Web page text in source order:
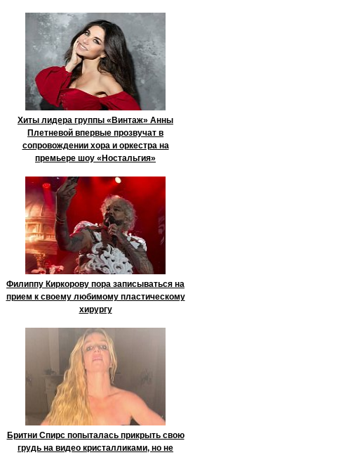
Хиты лидера группы «Винтаж» Анны
Плетневой впервые прозвучат в
сопровождении хора и оркестра на
премьере шоу «Ностальгия»
Филиппу Киркорову пора записываться на
прием к своему любимому пластическому
хирургу
Бритни Спирс попыталась прикрыть свою
грудь на видео кристалликами, но не